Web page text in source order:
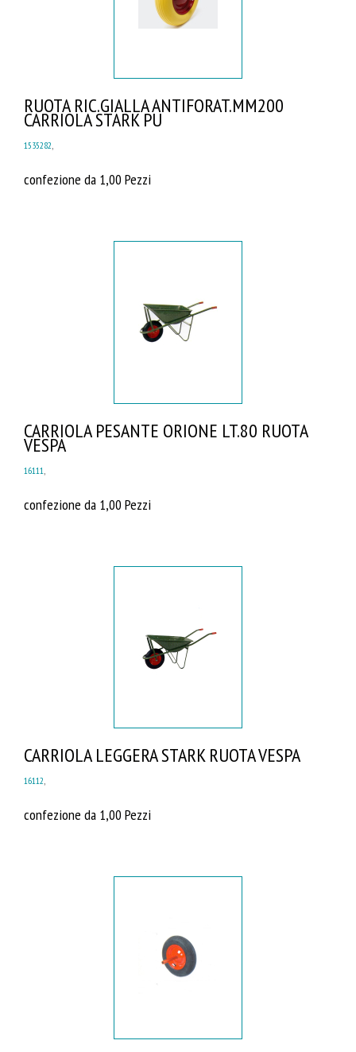
RUOTA RIC.GIALLA ANTIFORAT.MM200
CARRIOLA STARK PU
1535282,
confezione da 1,00 Pezzi
CARRIOLA PESANTE ORIONE LT.80 RUOTA
VESPA
16111
confezione da 1,00 Pezzi
CARRIOLA LEGGERA STARK RUOTA VESPA
16112,
confezione da 1,00 Pezzi